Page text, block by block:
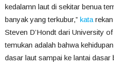
kedalamn laut di sekitar benua
banyak yang terkubur,” kata
Steven D’Hondt dari University
temukan adalah bahwa
dasar laut sampai ke lantai dasar